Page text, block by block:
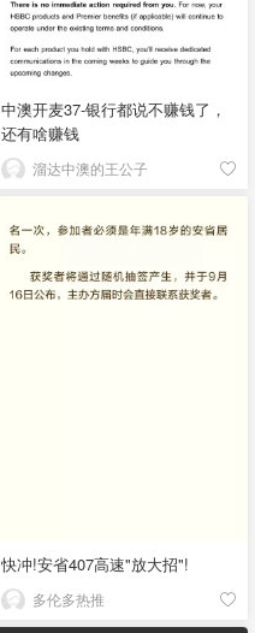
中澳开麦37-银行都说不赚钱了，
还有啥赚钱
溜达中澳的王公子
快冲!安省407高速"放大招"!
多伦多热推